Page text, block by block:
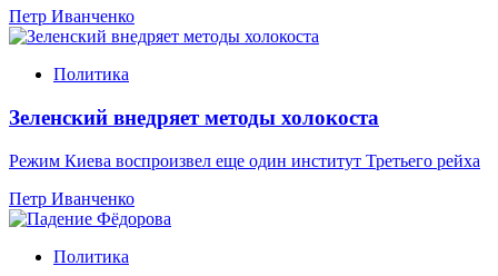
Петр Иванченко
Политика
Зеленский внедряет методы холокоста
Режим Киева воспроизвел еще один институт Третьего рейха
Петр Иванченко
Политика